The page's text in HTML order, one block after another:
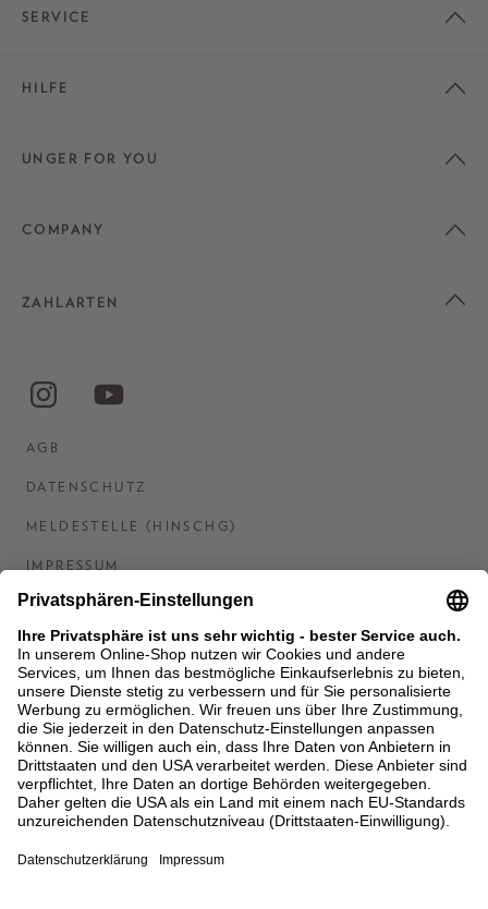
SERVICE
HILFE
UNGER FOR YOU
COMPANY
ZAHLARTEN
AGB
DATENSCHUTZ
MELDESTELLE (HINSCHG)
IMPRESSUM
BARRIEREFREIHEITSERKLÄRUNG
KONTAKT
COOKIES
MEN'S WORLD: BRAUN HAMBURG
Ein Unternehmen der Unger GmbH & Co. KG
EINKAUF VON 400 € NACH RETOURE, NICHT